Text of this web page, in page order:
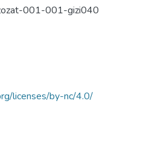
001-001-gizi040
licenses/by-nc/4.0/